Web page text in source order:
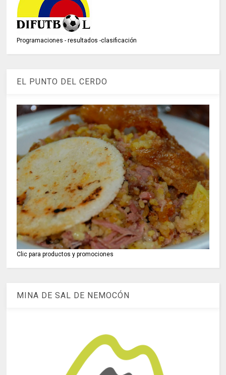
Programaciones - resultados -clasificación
EL PUNTO DEL CERDO
Clic para productos y promociones
MINA DE SAL DE NEMOCÓN